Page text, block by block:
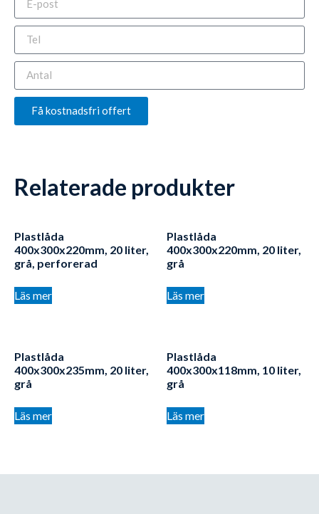
Få kostnadsfri offert
Relaterade produkter
Plastlåda
400x300x220mm, 20 liter,
grå, perforerad
Läs mer
Plastlåda
400x300x220mm, 20 liter,
grå
Läs mer
Plastlåda
400x300x235mm, 20 liter,
grå
Läs mer
Plastlåda
400x300x118mm, 10 liter,
grå
Läs mer